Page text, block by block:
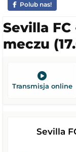
Polub nas!
Sevilla
meczu
Transmisja online
Sevilla